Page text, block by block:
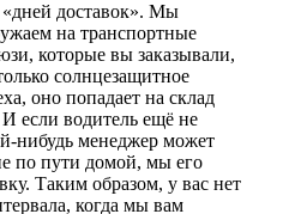
«дней доставок». Мы
на транспортные
которые вы заказывали,
солнцезащитное
оно попадает на склад
если водитель ещё не
нибудь менеджер может
по пути домой, мы его
Таким образом, у вас нет
когда мы вам